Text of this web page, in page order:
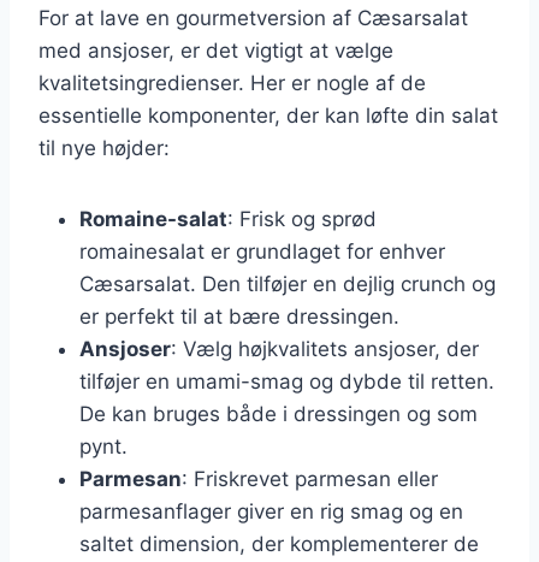
For at lave en gourmetversion af Cæsarsalat
med ansjoser, er det vigtigt at vælge
kvalitetsingredienser. Her er nogle af de
essentielle komponenter, der kan løfte din salat
til nye højder:
Romaine-salat: Frisk og sprød
romainesalat er grundlaget for enhver
Cæsarsalat. Den tilføjer en dejlig crunch og
er perfekt til at bære dressingen.
Ansjoser: Vælg højkvalitets ansjoser, der
tilføjer en umami-smag og dybde til retten.
De kan bruges både i dressingen og som
pynt.
Parmesan: Friskrevet parmesan eller
parmesanflager giver en rig smag og en
saltet dimension, der komplementerer de